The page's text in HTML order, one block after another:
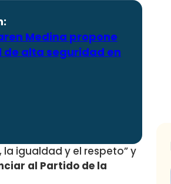
Medina propone
de alta seguridad en
igualdad y el respeto” y
al Partido de la